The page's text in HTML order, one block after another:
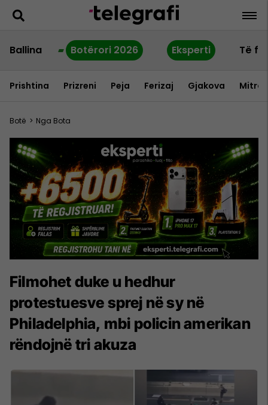
Ballina Botërori 2026 Eksperti Të
Prishtina Prizreni Peja Ferizaj Gjakova
Botë > Nga Bota
Filmohet duke u hedhur
protestuesve sprej në sy në
Philadelphia, mbi policin amerikan
rëndojnë tri akuza